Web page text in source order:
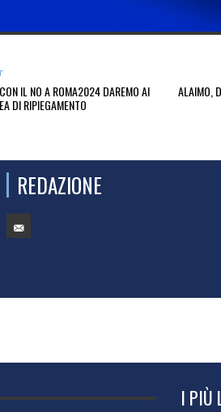
IL NO A ROMA2024 DAREMO AI
DI RIPIEGAMENTO
ALAIMO,
REDAZIONE
I PIÙ